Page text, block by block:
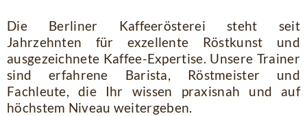
Die Berliner Kaffeerösterei steht seit
Jahrzehnten für exzellente Röstkunst und
ausgezeichnete Kaffee-Expertise. Unsere Trainer
sind erfahrene Barista, Röstmeister und
Fachleute, die Ihr wissen praxisnah und auf
höchstem Niveau weitergeben.